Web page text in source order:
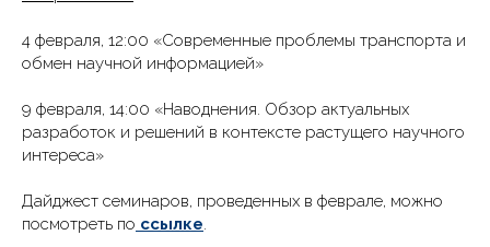
4 февраля, 12:00 «Современные проблемы транспорта и
обмен научной информацией»
9 февраля, 14:00 «Наводнения. Обзор актуальных
разработок и решений в контексте растущего научного
интереса»
Дайджест семинаров, проведенных в феврале, можно
посмотреть по ссылке.